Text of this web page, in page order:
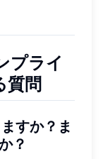
プライ
質問
すか？ま
？